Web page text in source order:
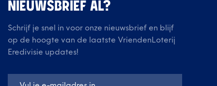
NIEUWSBRIEF AL?
Schrijf je snel in voor onze nieuwsbrief en blijf
op de hoogte van de laatste VriendenLoterij
Eredivisie updates!